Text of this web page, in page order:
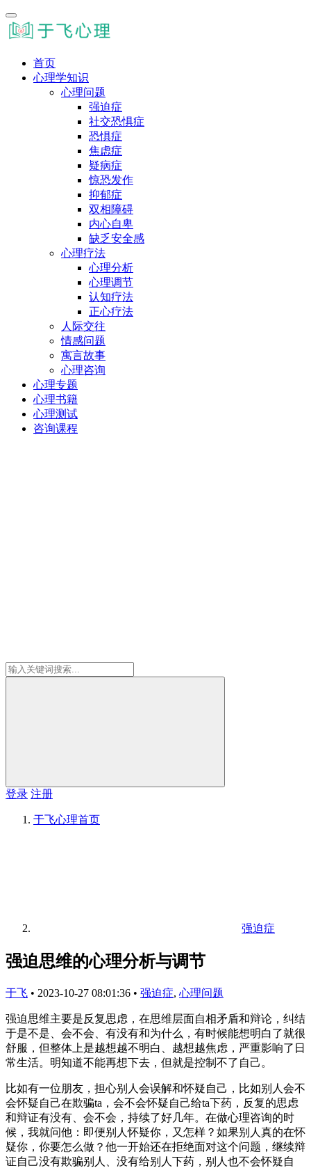
首页
心理学知识
心理问题
强迫症
社交恐惧症
恐惧症
焦虑症
疑病症
惊恐发作
抑郁症
双相障碍
内心自卑
缺乏安全感
心理疗法
心理分析
心理调节
认知疗法
正心疗法
人际交往
情感问题
寓言故事
心理咨询
心理专题
心理书籍
心理测试
咨询课程
登录 注册
于飞心理首页
强迫症
强迫思维的心理分析与调节
于飞 • 2023-10-27 08:01:36 • 强迫症, 心理问题
强迫思维主要是反复思虑，在思维层面自相矛盾和辩论，纠结
于是不是、会不会、有没有和为什么，有时候能想明白了就很
舒服，但整体上是越想越不明白、越想越焦虑，严重影响了日
常生活。明知道不能再想下去，但就是控制不了自己。
比如有一位朋友，担心别人会误解和怀疑自己，比如别人会不
会怀疑自己在欺骗ta，会不会怀疑自己给ta下药，反复的思虑
和辩证有没有、会不会，持续了好几年。在做心理咨询的时
候，我就问他：即便别人怀疑你，又怎样？如果别人真的在怀
疑你，你要怎么做？他一开始还在拒绝面对这个问题，继续辩
证自己没有欺骗别人、没有给别人下药，别人也不会怀疑自